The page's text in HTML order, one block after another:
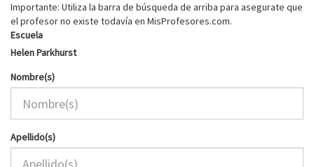
Importante: Utiliza la barra de búsqueda de arriba para asegurate que
el profesor no existe todavía en MisProfesores.com.
Escuela
Helen Parkhurst
Nombre(s)
Apellido(s)